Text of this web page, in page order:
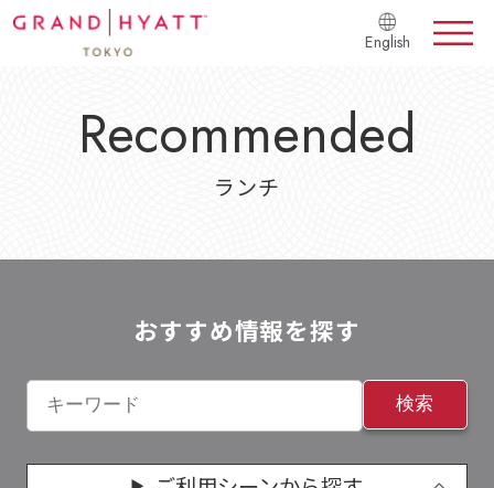
English
Recommended
ランチ
おすすめ情報を探す
検索